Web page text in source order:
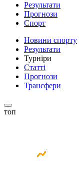
Результати
Прогнози
Спорт
Новини спорту
Результати
Турніри
Статті
Прогнози
Трансфери
топ